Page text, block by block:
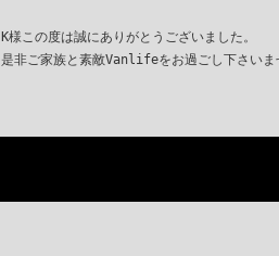
K様この度は誠にありがとうございました。
是非ご家族と素敵Vanlifeをお過ごし下さいま